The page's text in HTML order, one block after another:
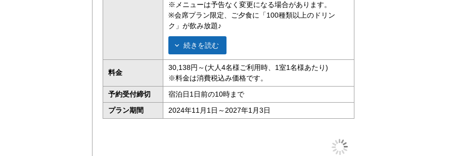
※メニューは予告なく変更になる場合があります。
※会席プラン限定、ご夕食に「100種類以上のドリン
ク」が飲み放題♪
続きを読む
料金
30,138円～(大人4名様ご利用時、1室1名様あたり)
※料金は消費税込み価格です。
予約受付締切
宿泊日1日前の10時まで
プラン期間
2024年11月1日～2027年1月3日